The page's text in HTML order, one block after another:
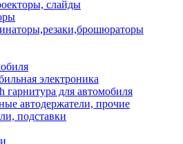
слайды
электроника
гарнитура для автомобиля
автодержатели, прочие
подставки